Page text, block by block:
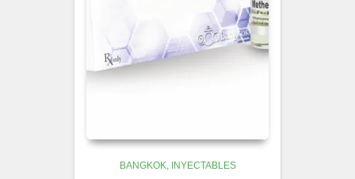
BANGKOK INYECTABLES